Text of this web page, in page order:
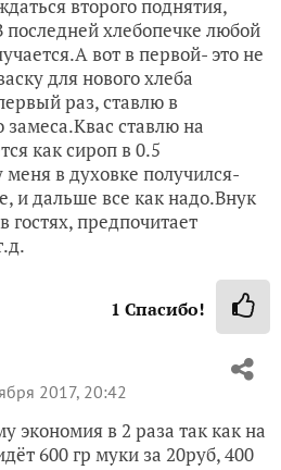
второго поднятия,
последней хлебопечке любой
вот в первой- это не
для нового хлеба
раз, ставлю в
замеса.Квас ставлю на
как сироп в 0.5
в духовке получился-
и дальше все как надо.Внук
гостях, предпочитает
1 Спасибо!
2017, 20:42
экономия в 2 раза так как на
600 гр муки за 20руб, 400